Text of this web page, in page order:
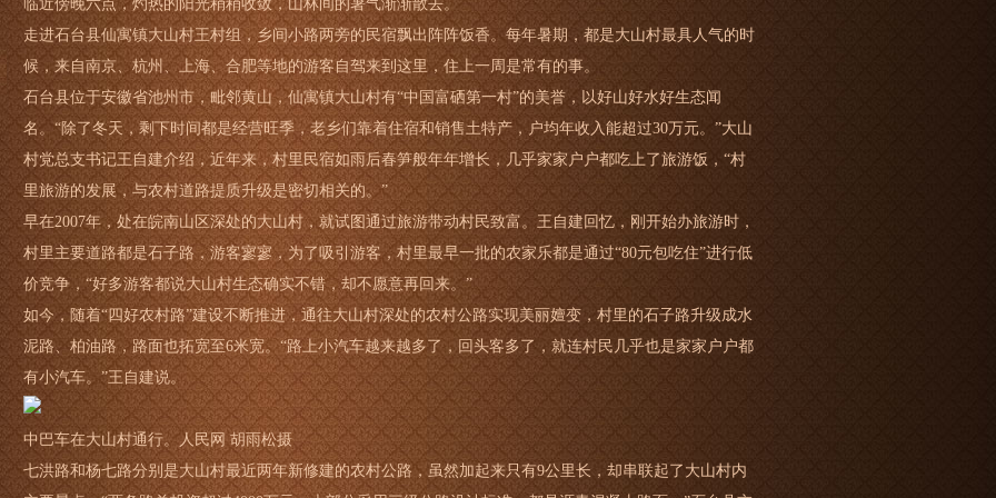
临近傍晚六点，灼热的阳光稍稍收敛，山林间的暑气渐渐散去。
走进石台县仙寓镇大山村王村组，乡间小路两旁的民宿飘出阵阵饭香。每年暑期，都是大山村最具人气的时
候，来自南京、杭州、上海、合肥等地的游客自驾来到这里，住上一周是常有的事。
石台县位于安徽省池州市，毗邻黄山，仙寓镇大山村有“中国富硒第一村”的美誉，以好山好水好生态闻
名。“除了冬天，剩下时间都是经营旺季，老乡们靠着住宿和销售土特产，户均年收入能超过30万元。”大山
村党总支书记王自建介绍，近年来，村里民宿如雨后春笋般年年增长，几乎家家户户都吃上了旅游饭，“村
里旅游的发展，与农村道路提质升级是密切相关的。”
早在2007年，处在皖南山区深处的大山村，就试图通过旅游带动村民致富。王自建回忆，刚开始办旅游时，
村里主要道路都是石子路，游客寥寥，为了吸引游客，村里最早一批的农家乐都是通过“80元包吃住”进行低
价竞争，“好多游客都说大山村生态确实不错，却不愿意再回来。”
如今，随着“四好农村路”建设不断推进，通往大山村深处的农村公路实现美丽嬗变，村里的石子路升级成水
泥路、柏油路，路面也拓宽至6米宽。“路上小汽车越来越多了，回头客多了，就连村民几乎也是家家户户都
有小汽车。”王自建说。
中巴车在大山村通行。人民网 胡雨松摄
七洪路和杨七路分别是大山村最近两年新修建的农村公路，虽然加起来只有9公里长，却串联起了大山村内